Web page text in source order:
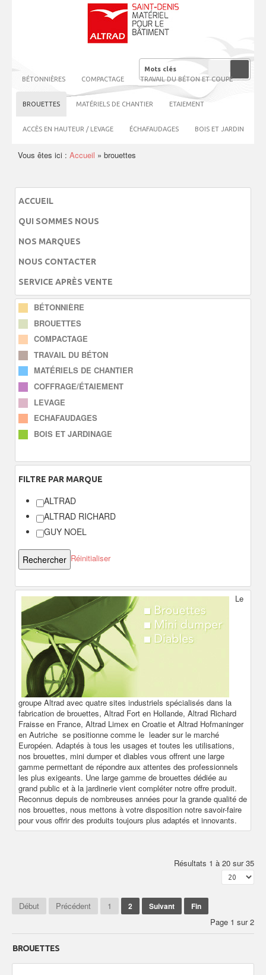
BÉTONNIÈRES COMPACTAGE TRAVAIL DU BÉTON ET COUPE
BROUETTES MATÉRIELS DE CHANTIER ETAIEMENT
ACCÈS EN HAUTEUR / LEVAGE ÉCHAFAUDAGES BOIS ET JARDIN
Vous êtes ici : Accueil » brouettes
ACCUEIL
QUI SOMMES NOUS
NOS MARQUES
NOUS CONTACTER
SERVICE APRÈS VENTE
BÉTONNIÈRE
BROUETTES
COMPACTAGE
TRAVAIL DU BÉTON
MATÉRIELS DE CHANTIER
COFFRAGE/ÉTAIEMENT
LEVAGE
ECHAFAUDAGES
BOIS ET JARDINAGE
FILTRE PAR MARQUE
ALTRAD
ALTRAD RICHARD
GUY NOEL
Réinitialiser
Le
groupe Altrad avec quatre sites industriels spécialisés dans la
fabrication de brouettes, Altrad Fort en Hollande, Altrad Richard
Fraisse en France, Altrad Limex en Croatie et Altrad Hofmaninger
en Autriche se positionne comme le leader sur le marché
Européen. Adaptés à tous les usages et toutes les utilisations,
nos brouettes, mini dumper et diables vous offrent une large
gamme permettant de répondre aux attentes des professionnels
les plus exigeants. Une large gamme de brouettes dédiée au
grand public et à la jardinerie vient compléter notre offre produit.
Reconnus depuis de nombreuses années pour la grande qualité de
nos brouettes, nous mettons à votre disposition notre savoir-faire
pour vous offrir des produits toujours plus adaptés et innovants.
Résultats 1 à 20 sur 35
Début Précédent 1 2 Suivant Fin
Page 1 sur 2
BROUETTES